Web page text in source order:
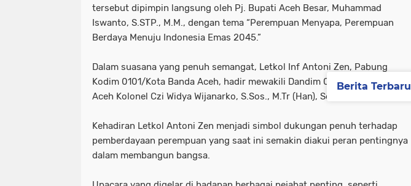
tersebut dipimpin langsung oleh Pj. Bupati Aceh Besar, Muhammad
Iswanto, S.STP., M.M., dengan tema “Perempuan Menyapa, Perempuan
Berdaya Menuju Indonesia Emas 2045.”
Dalam suasana yang penuh semangat, Letkol Inf Antoni Zen, Pabung
Kodim 0101/Kota Banda Aceh, hadir mewakili Dandim 0101/Kota Banda
Aceh Kolonel Czi Widya Wijanarko, S.Sos., M.Tr (Han), Senin (23/12/2024).
Kehadiran Letkol Antoni Zen menjadi simbol dukungan penuh terhadap
pemberdayaan perempuan yang saat ini semakin diakui peran pentingnya
dalam membangun bangsa.
Berita Terbaru